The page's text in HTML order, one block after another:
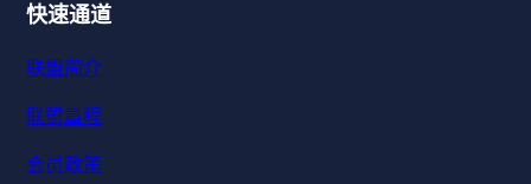
快速通道
联盟简介
联盟章程
会员政策